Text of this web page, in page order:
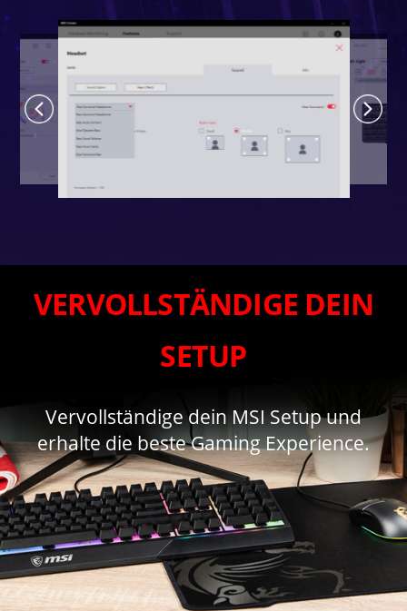
VERVOLLSTÄNDIGE DEIN
SETUP
Vervollständige dein MSI Setup und
erhalte die beste Gaming Experience.